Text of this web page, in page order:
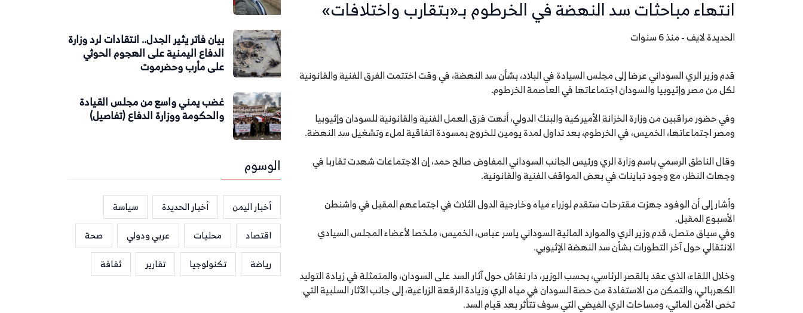
انتهاء مباحثات سد النهضة في الخرطوم بـ«بتقارب واختلافات»
الحديدة لايف - منذ 6 سنوات
قدم وزير الري السوداني عرضا إلى مجلس السيادة في البلاد، بشأن سد النهضة، في وقت اختتمت الفرق الفنية والقانونية
لكل من مصر وإثيوبيا والسودان اجتماعاتها في العاصمة الخرطوم.
وفي حضور مراقبين من وزارة الخزانة الأميركية والبنك الدولي، أنهت فرق العمل الفنية والقانونية للسودان وإثيوبيا
ومصر اجتماعاتها، الخميس، في الخرطوم، بعد تداول لمدة يومين للخروج بمسودة اتفاقية لملء وتشغيل سد النهضة.
وقال الناطق الرسمي باسم وزارة الري ورئيس الجانب السوداني المفاوض صالح حمد، إن الاجتماعات شهدت تقاربا في
وجهات النظر، مع وجود تباينات في بعض المواقف الفنية والقانونية.
وأشار إلى أن الوفود جهزت مقترحات ستقدم لوزراء مياه وخارجية الدول الثلاث في اجتماعهم المقبل في واشنطن
الأسبوع المقبل.
وفي سياق متصل، قدم وزير الري والموارد المائية السوداني ياسر عباس، الخميس، ملخصا لأعضاء المجلس السيادي
الانتقالي حول آخر التطورات بشأن سد النهضة الإثيوبي.
وخلال اللقاء، الذي عقد بالقصر الرئاسي، بحسب الوزير، دار نقاش حول آثار السد على السودان، والمتمثلة في زيادة التوليد
الكهربائي، والتمكن من الاستفادة من حصة السودان في مياه الري وزيادة الرقعة الزراعية، إلى جانب الآثار السلبية التي
تخص الأمن المائي، ومساحات الري الفيضي التي سوف تتأثر بعد قيام السد.
بيان فاتر يثير الجدل.. انتقادات لرد وزارة
الدفاع اليمنية على الهجوم الحوثي
على مأرب وحضرموت
غضب يمني واسع من مجلس القيادة
والحكومة ووزارة الدفاع (تفاصيل)
الوسوم
أخبار اليمن أخبار الحديدة
سياسة
اقتصاد
محليات عربي ودولي
صحة
رياضة
تكنولوجيا تقارير ثقافة